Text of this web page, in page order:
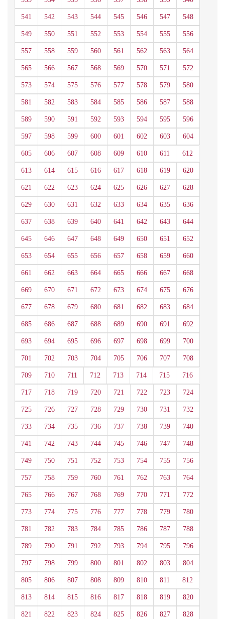
541 542 543 544 545 546 547 548
549 550 551 552 553 554 555 556
557 558 559 560 561 562 563 564
565 566 567 568 569 570 571 572
573 574 575 576 577 578 579 580
581 582 583 584 585 586 587 588
589 590 591 592 593 594 595 596
597 598 599 600 601 602 603 604
605 606 607 608 609 610 611 612
613 614 615 616 617 618 619 620
621 622 623 624 625 626 627 628
629 630 631 632 633 634 635 636
637 638 639 640 641 642 643 644
645 646 647 648 649 650 651 652
653 654 655 656 657 658 659 660
661 662 663 664 665 666 667 668
669 670 671 672 673 674 675 676
677 678 679 680 681 682 683 684
685 686 687 688 689 690 691 692
693 694 695 696 697 698 699 700
701 702 703 704 705 706 707 708
709 710 711 712 713 714 715 716
717 718 719 720 721 722 723 724
725 726 727 728 729 730 731 732
733 734 735 736 737 738 739 740
741 742 743 744 745 746 747 748
749 750 751 752 753 754 755 756
757 758 759 760 761 762 763 764
765 766 767 768 769 770 771 772
773 774 775 776 777 778 779 780
781 782 783 784 785 786 787 788
789 790 791 792 793 794 795 796
797 798 799 800 801 802 803 804
805 806 807 808 809 810 811 812
813 814 815 816 817 818 819 820
821 822 823 824 825 826 827 828